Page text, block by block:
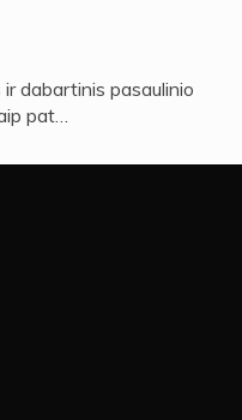
dabartinis pasaulinio
pat…